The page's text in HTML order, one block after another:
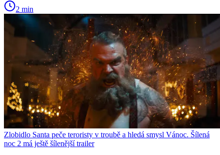
2 min
Zlobidlo Santa peče teroristy v troubě a hledá smysl Vánoc. Šílená
noc 2 má ještě šílenější trailer